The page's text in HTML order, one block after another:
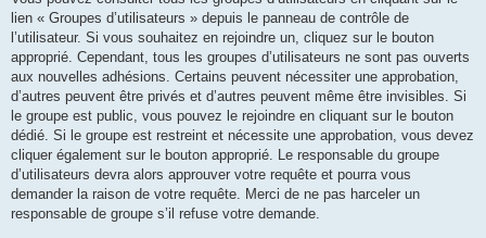
lien « Groupes d’utilisateurs » depuis le panneau de contrôle de
l’utilisateur. Si vous souhaitez en rejoindre un, cliquez sur le bouton
approprié. Cependant, tous les groupes d’utilisateurs ne sont pas ouverts
aux nouvelles adhésions. Certains peuvent nécessiter une approbation,
d’autres peuvent être privés et d’autres peuvent même être invisibles. Si
le groupe est public, vous pouvez le rejoindre en cliquant sur le bouton
dédié. Si le groupe est restreint et nécessite une approbation, vous devez
cliquer également sur le bouton approprié. Le responsable du groupe
d’utilisateurs devra alors approuver votre requête et pourra vous
demander la raison de votre requête. Merci de ne pas harceler un
responsable de groupe s’il refuse votre demande.